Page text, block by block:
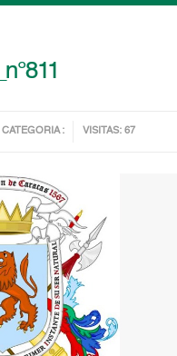
CATEGORIA : VISITAS: 67